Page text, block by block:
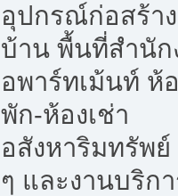
อุปกรณ์ก่อสร้าง
บ้าน พื้นที่สำนัก
อพาร์ทเม้นท์ ห้
พัก-ห้องเช่า
อสังหาริมทรัพ
ๆ และงานบริก